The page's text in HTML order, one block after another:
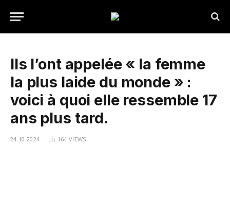
Ils l’ont appelée « la femme
la plus laide du monde » :
voici à quoi elle ressemble 17
ans plus tard.
24.10.2024 164 VIEWS